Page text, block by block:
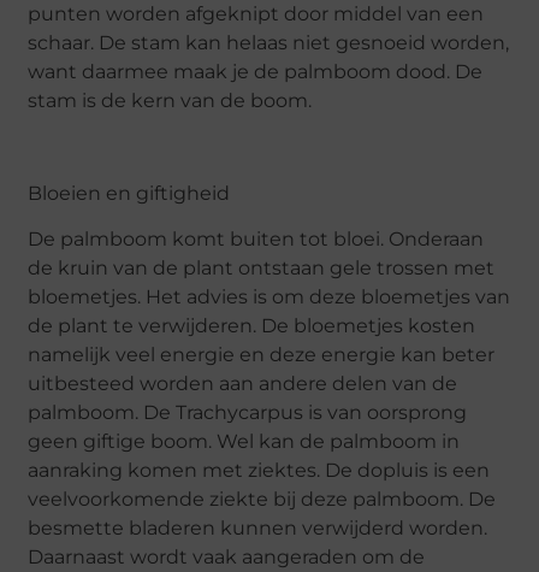
punten worden afgeknipt door middel van een
schaar. De stam kan helaas niet gesnoeid worden,
want daarmee maak je de palmboom dood. De
stam is de kern van de boom.
Bloeien en giftigheid
De palmboom komt buiten tot bloei. Onderaan
de kruin van de plant ontstaan gele trossen met
bloemetjes. Het advies is om deze bloemetjes van
de plant te verwijderen. De bloemetjes kosten
namelijk veel energie en deze energie kan beter
uitbesteed worden aan andere delen van de
palmboom. De Trachycarpus is van oorsprong
geen giftige boom. Wel kan de palmboom in
aanraking komen met ziektes. De dopluis is een
veelvoorkomende ziekte bij deze palmboom. De
besmette bladeren kunnen verwijderd worden.
Daarnaast wordt vaak aangeraden om de